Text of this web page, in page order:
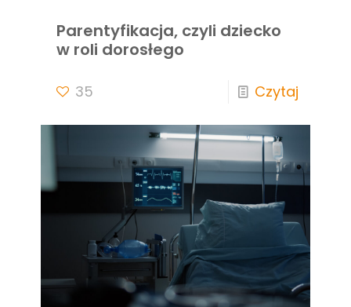
Parentyfikacja, czyli dziecko
w roli dorosłego
35 Czytaj